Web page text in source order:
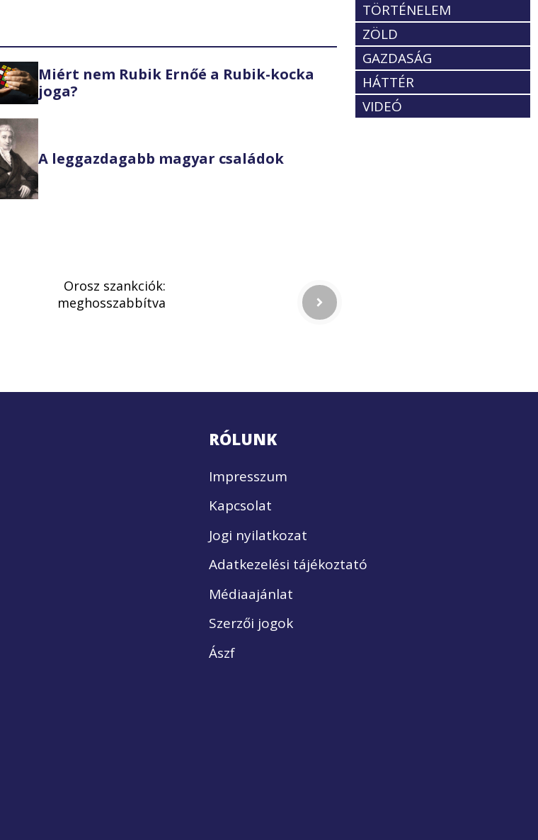
Miért nem Rubik Ernőé a Rubik-kocka
joga?
A leggazdagabb magyar családok
TÖRTÉNELEM
ZÖLD
GAZDASÁG
HÁTTÉR
VIDEÓ
Orosz szankciók:
meghosszabbítva
RÓLUNK
Impresszum
Kapcsolat
Jogi nyilatkozat
Adatkezelési tájékoztató
Médiaajánlat
Szerzői jogok
Ászf